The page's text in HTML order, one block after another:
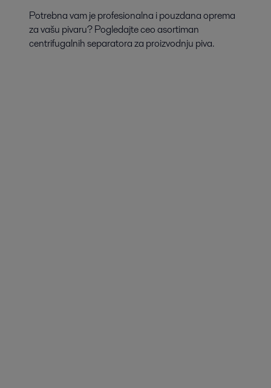
Potrebna vam je profesionalna i pouzdana oprema
za vašu pivaru? Pogledajte ceo asortiman
centrifugalnih separatora za proizvodnju piva.